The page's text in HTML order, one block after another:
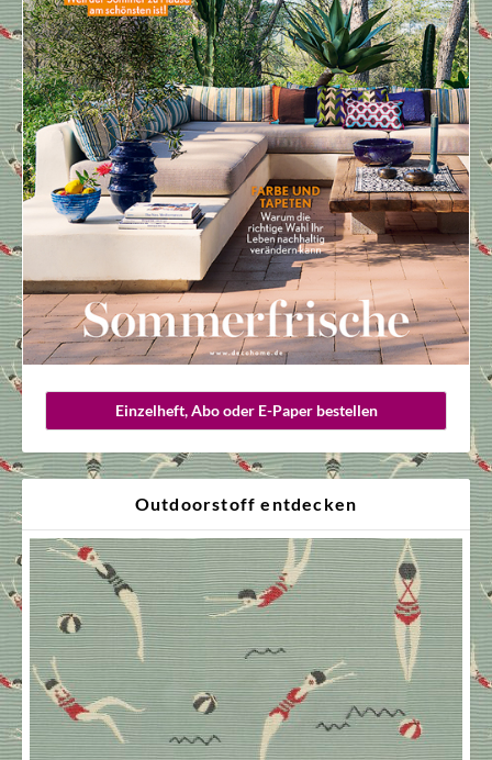
Einzelheft, Abo oder E-Paper bestellen
Outdoorstoff entdecken